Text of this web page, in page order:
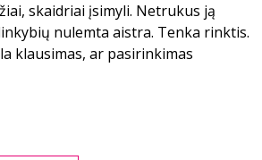
skaidriai įsimyli. Netrukus ją
nulemta aistra. Tenka rinktis.
klausimas, ar pasirinkimas